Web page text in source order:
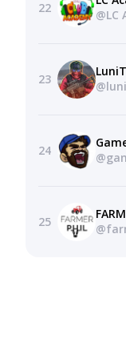
22
@LC
23
24
25